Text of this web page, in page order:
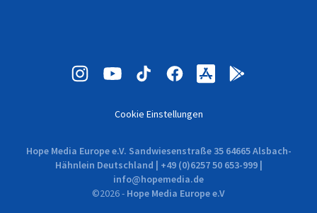
Cookie Einstellungen
Hope Media Europe e.V. Sandwiesenstraße 35 64665 Alsbach-
Hähnlein Deutschland | +49 (0)6257 50 653-999 |
info@hopemedia.de
©2026- Hope Media Europe e.V